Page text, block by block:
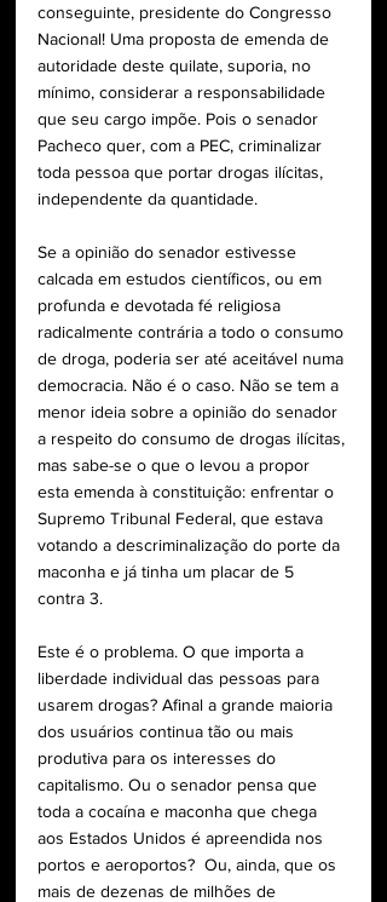
conseguinte, presidente do Congresso
Nacional! Uma proposta de emenda de
autoridade deste quilate, suporia, no
mínimo, considerar a responsabilidade
que seu cargo impõe. Pois o senador
Pacheco quer, com a PEC, criminalizar
toda pessoa que portar drogas ilícitas,
independente da quantidade.
Se a opinião do senador estivesse
calcada em estudos científicos, ou em
profunda e devotada fé religiosa
radicalmente contrária a todo o consumo
de droga, poderia ser até aceitável numa
democracia. Não é o caso. Não se tem a
menor ideia sobre a opinião do senador
a respeito do consumo de drogas ilícitas,
mas sabe-se o que o levou a propor
esta emenda à constituição: enfrentar o
Supremo Tribunal Federal, que estava
votando a descriminalização do porte da
maconha e já tinha um placar de 5
contra 3.
Este é o problema. O que importa a
liberdade individual das pessoas para
usarem drogas? Afinal a grande maioria
dos usuários continua tão ou mais
produtiva para os interesses do
capitalismo. Ou o senador pensa que
toda a cocaína e maconha que chega
aos Estados Unidos é apreendida nos
portos e aeroportos?  Ou, ainda, que os
mais de dezenas de milhões de